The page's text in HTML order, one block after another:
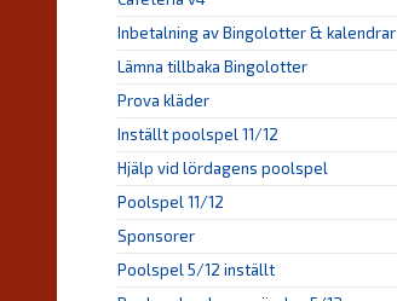
Inbetalning av Bingolotter & kalendrar
Lämna tillbaka Bingolotter
Prova kläder
Inställt poolspel 11/12
Hjälp vid lördagens poolspel
Poolspel 11/12
Sponsorer
Poolspel 5/12 inställt